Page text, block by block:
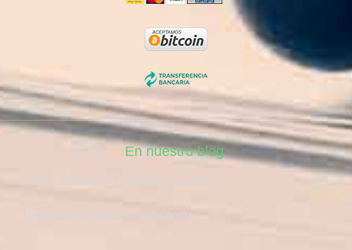
En nuestro blog
Reputación online para autónomos